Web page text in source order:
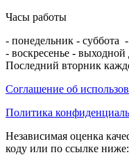
Часы работы
- понедельник - суббота
- воскресенье - выходной
Последний вторник
Соглашение об
Политика
Независимая оценка
коду или по ссылке ниже: